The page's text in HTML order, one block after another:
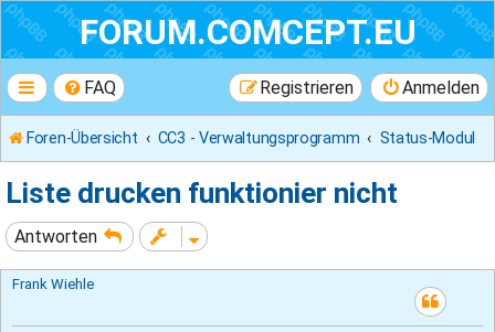
FORUM.COMCEPT.EU
FAQ Anmelden
Registrieren
Foren-Übersicht CC3 - Verwaltungsprogramm Status-Modul
Liste drucken funktionier nicht
Antworten
Frank Wiehle